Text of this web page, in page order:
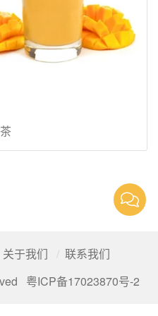
关于我们
联系我们
粤ICP备17023870号-2